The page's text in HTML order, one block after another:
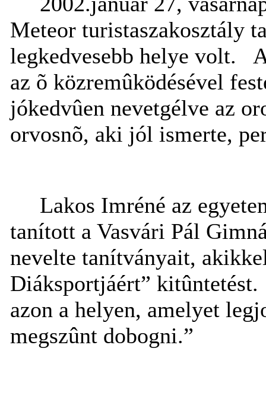
Meteor turistaszakosztály
legkedvesebb helye volt.
az õ közremûködésével
jókedvûen nevetgélve az
orvosnõ, aki jól ismerte,
Lakos Imréné az
tanított a Vasvári Pál
nevelte tanítványait,
Diáksportjáért”
azon a helyen, amelyet
megszûnt dobogni.”